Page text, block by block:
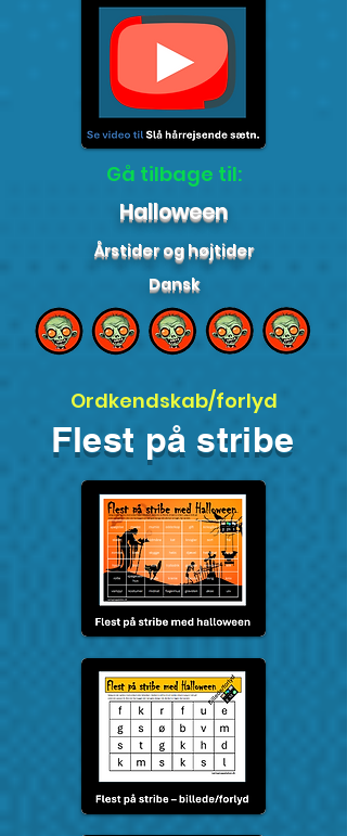
Gå tilbage til:
Halloween
Årstider og højtider
Dansk
Ordkendskab/forlyd
Flest på stribe